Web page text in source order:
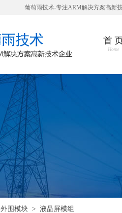
葡萄雨技术-专注ARM解决方案高新
首
Home
外围模块 > 液晶屏模组